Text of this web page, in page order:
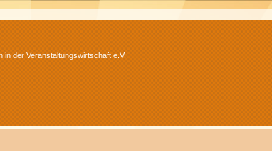
der Veranstaltungswirtschaft e.V.